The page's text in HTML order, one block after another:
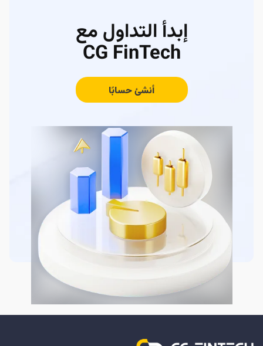
إبدأ التداول مع
CG FinTech
أنشئ حسابًا